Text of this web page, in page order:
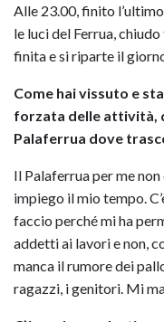
Alle 23.00, finito
le luci del Ferrua,
finita e si riparte il
Come hai vissuto e
forzata delle attività,
Palaferrua dove
Il Palaferrua per me
impiego il mio tempo.
faccio perché mi ha
addetti ai lavori e non,
manca il rumore dei
ragazzi, i genitori. Mi